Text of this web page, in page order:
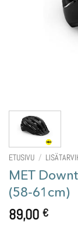
ETUSIVU /
MET
(58-61cm)
89,00 €